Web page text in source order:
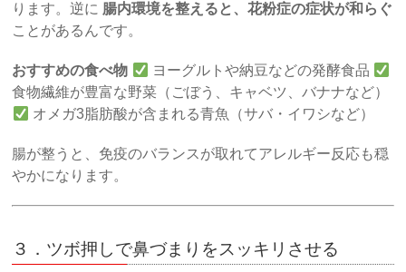
ります。逆に 腸内環境を整えると、花粉症の症状が和らぐ
ことがあるんです。
おすすめの食べ物
ヨーグルトや納豆などの発酵食品
食物繊維が豊富な野菜（ごぼう、キャベツ、バナナなど）
オメガ3脂肪酸が含まれる青魚（サバ・イワシなど）
腸が整うと、免疫のバランスが取れてアレルギー反応も穏
やかになります。
３．ツボ押しで鼻づまりをスッキリさせる